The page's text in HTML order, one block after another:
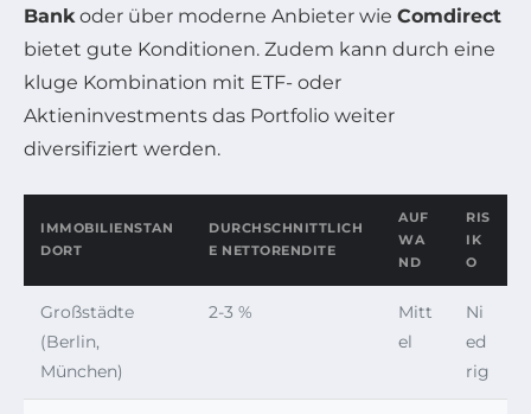
Bankoder über moderne Anbieter wie Comdirect
bietet gute Konditionen. Zudem kann durch eine
kluge Kombination mit ETF- oder
Aktieninvestments das Portfolio weiter
diversifiziert werden.
IMMOBILIENSTAN
DORT
DURCHSCHNITTLICH
E NETTORENDITE
AUF
WA
ND
RIS
IK
O
Großstädte
(Berlin,
München)
2-3 %
Mitt
el
Ni
ed
rig